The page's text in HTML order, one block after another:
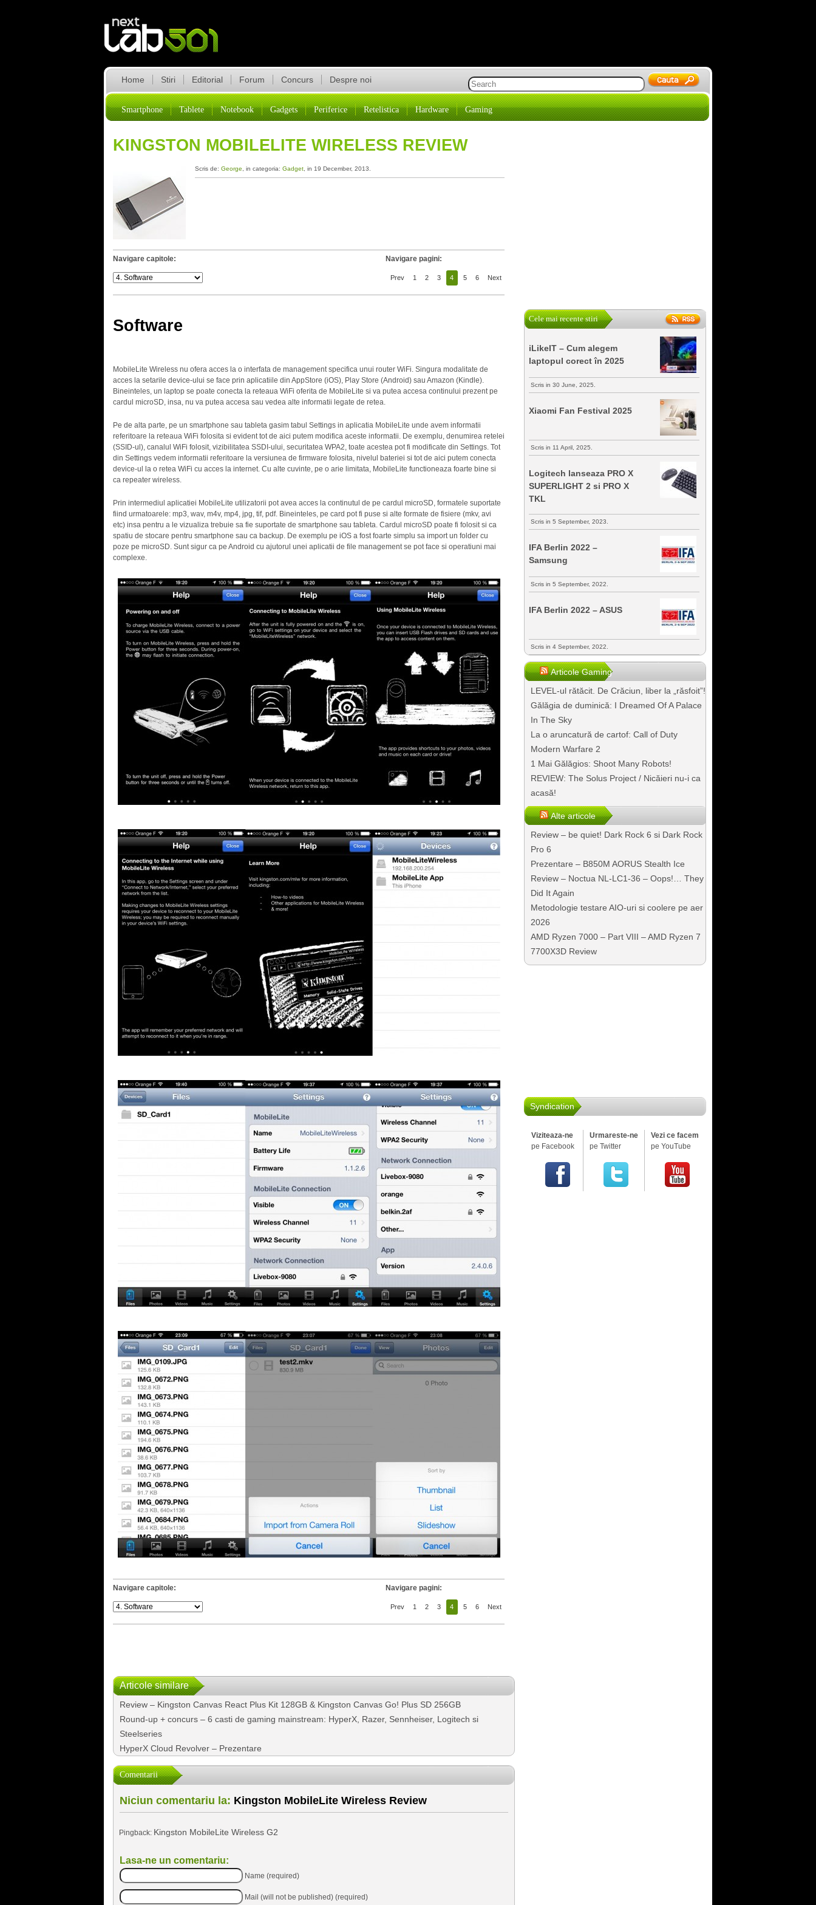
Home Stiri Editorial Forum Concurs Despre noi
Smartphone Tablete Notebook Gadgets Periferice Retelistica Hardware Gaming
KINGSTON MOBILELITE WIRELESS REVIEW
Scris de: George , in categoria: Gadget , in 19 December, 2013.
Navigare capitole: Navigare pagini:
Prev 1 2 3 4 5 6 Next
Software
MobileLite Wireless nu ofera acces la o interfata de management specifica unui router WiFi. Singura modalitate de
acces la setarile device-ului se face prin aplicatiile din AppStore (iOS), Play Store (Android) sau Amazon (Kindle).
Bineinteles, un laptop se poate conecta la reteaua WiFi oferita de MobileLite si va putea accesa continului prezent pe
cardul microSD, insa, nu va putea accesa sau vedea alte informatii legate de retea.
Pe de alta parte, pe un smartphone sau tableta gasim tabul Settings in aplicatia MobileLite unde avem informatii
referitoare la reteaua WiFi folosita si evident tot de aici putem modifica aceste informatii. De exemplu, denumirea retelei
(SSID-ul), canalul WiFi folosit, vizibilitatea SSDI-ului, securitatea WPA2, toate acestea pot fi modificate din Settings. Tot
din Settings vedem informatii referitoare la versiunea de firmware folosita, nivelul bateriei si tot de aici putem conecta
device-ul la o retea WiFi cu acces la internet. Cu alte cuvinte, pe o arie limitata, MobileLite functioneaza foarte bine si
ca repeater wireless.
Prin intermediul aplicatiei MobileLite utilizatorii pot avea acces la continutul de pe cardul microSD, formatele suportate
fiind urmatoarele: mp3, wav, m4v, mp4, jpg, tif, pdf. Bineinteles, pe card pot fi puse si alte formate de fisiere (mkv, avi
etc) insa pentru a le vizualiza trebuie sa fie suportate de smartphone sau tableta. Cardul microSD poate fi folosit si ca
spatiu de stocare pentru smartphone sau ca backup. De exemplu pe iOS a fost foarte simplu sa import un folder cu
poze pe microSD. Sunt sigur ca pe Android cu ajutorul unei aplicatii de file management se pot face si operatiuni mai
complexe.
Navigare capitole: Navigare pagini:
Prev 1 2 3 4 5 6 Next
Articole similare
Review – Kingston Canvas React Plus Kit 128GB & Kingston Canvas Go! Plus SD 256GB
Round-up + concurs – 6 casti de gaming mainstream: HyperX, Razer, Sennheiser, Logitech si
Steelseries
HyperX Cloud Revolver – Prezentare
Comentarii
Niciun comentariu la: Kingston MobileLite Wireless Review
Pingback: Kingston MobileLite Wireless G2
Lasa-ne un comentariu:
Name (required)
Mail (will not be published) (required)
Cele mai recente stiri
iLikeIT – Cum alegem
laptopul corect în 2025
Scris in 30 June, 2025.
Xiaomi Fan Festival 2025
Scris in 11 April, 2025.
Logitech lanseaza PRO X
SUPERLIGHT 2 si PRO X
TKL
Scris in 5 September, 2023.
IFA Berlin 2022 –
Samsung
Scris in 5 September, 2022.
IFA Berlin 2022 – ASUS
Scris in 4 September, 2022.
Articole Gaming
LEVEL-ul rătăcit. De Crăciun, liber la „răsfoit”!
Gălăgia de duminică: I Dreamed Of A Palace
In The Sky
La o aruncatură de cartof: Call of Duty
Modern Warfare 2
1 Mai Gălăgios: Shoot Many Robots!
REVIEW: The Solus Project / Nicăieri nu-i ca
acasă!
Alte articole
Review – be quiet! Dark Rock 6 si Dark Rock
Pro 6
Prezentare – B850M AORUS Stealth Ice
Review – Noctua NL-LC1-36 – Oops!… They
Did It Again
Metodologie testare AIO-uri si coolere pe aer
2026
AMD Ryzen 7000 – Part VIII – AMD Ryzen 7
7700X3D Review
Syndication
Viziteaza-ne
pe Facebook
Urmareste-ne
pe Twitter
Vezi ce facem
pe YouTube